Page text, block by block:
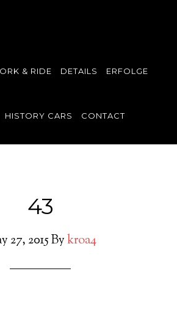
& RIDE DETAILS ERFOLGE
HISTORY CARS CONTACT
43
27, 2015Bykroa4